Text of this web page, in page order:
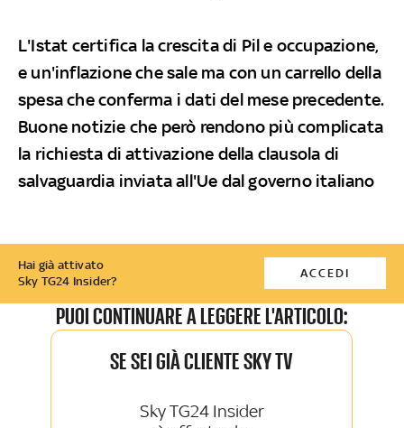
L'Istat certifica la crescita di Pil e occupazione,
e un'inflazione che sale ma con un carrello della
spesa che conferma i dati del mese precedente.
Buone notizie che però rendono più complicata
la richiesta di attivazione della clausola di
salvaguardia inviata all'Ue dal governo italiano
Hai già attivato
Sky TG24 Insider?
ACCEDI
PUOI CONTINUARE A LEGGERE L'ARTICOLO:
SE SEI GIÀ CLIENTE SKY TV
Sky TG24 Insider